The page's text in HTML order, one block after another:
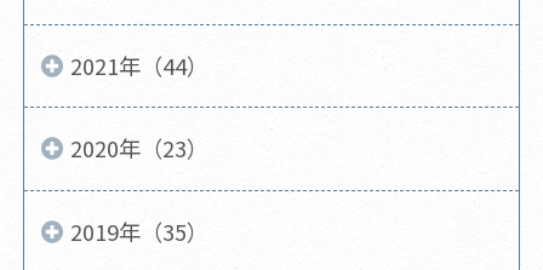
2021年（44）
2020年（23）
2019年（35）